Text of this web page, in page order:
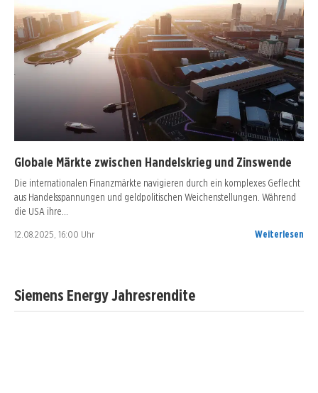
Globale Märkte zwischen Handelskrieg und Zinswende
Die internationalen Finanzmärkte navigieren durch ein komplexes Geflecht
aus Handelsspannungen und geldpolitischen Weichenstellungen. Während
die USA ihre…
12.08.2025, 16:00 Uhr Weiterlesen
Siemens Energy Jahresrendite